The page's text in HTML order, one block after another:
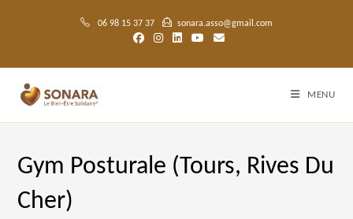
06 98 15 37 37 sonara.asso@gmail.com
MENU
Gym Posturale (Tours, Rives Du
Cher)